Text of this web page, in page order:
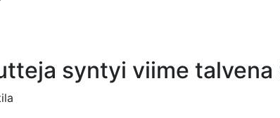
syntyi viime talvena